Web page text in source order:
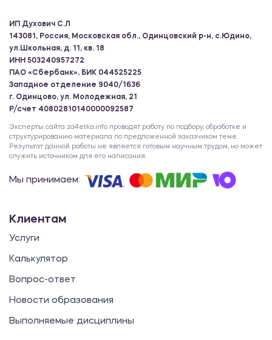
ИП Духович С.Л
143081, Россия, Московская обл., Одинцовский р-н, с.Юдино,
ул.Школьная, д. 11, кв. 18
ИНН 503240957272
ПАО «Сбербанк», БИК 044525225
Западное отделение 9040/1636
г. Одинцово, ул. Молодежная, 21
Р/счет 40802810140000092587
Эксперты сайта za4etka.info проводят работу по подбору, обработке и
структурированию материала по предложенной заказчиком теме.
Результат данной работы не является готовым научным трудом, но может
служить источником для его написания.
Мы принимаем:
Клиентам
Услуги
Калькулятор
Вопрос-ответ
Новости образования
Выполняемые дисциплины